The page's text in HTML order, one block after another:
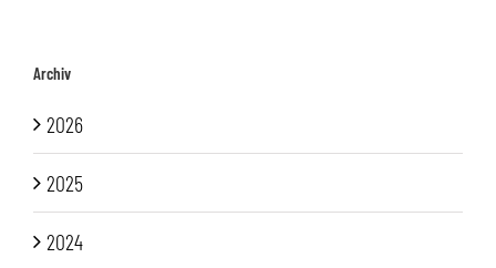
Archiv
2026
2025
2024